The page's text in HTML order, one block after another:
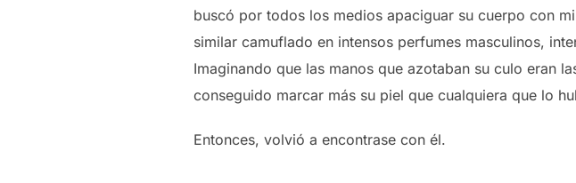
buscó por todos los medios apaciguar su cuerpo con
similar camuflado en intensos perfumes masculinos,
Imaginando que las manos que azotaban su culo eran
conseguido marcar más su piel que cualquiera que lo
Entonces, volvió a encontrase con él.